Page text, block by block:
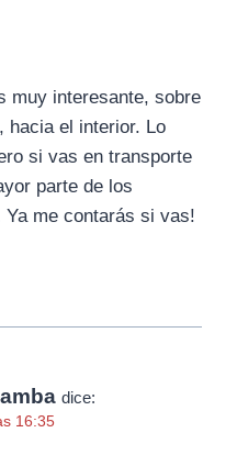
muy interesante, sobre
hacia el interior. Lo
si vas en transporte
parte de los
Ya me contarás si vas!
dice:
16:35